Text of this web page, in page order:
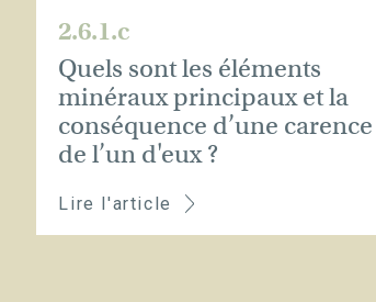
2.6.1.c
Quels sont les éléments
minéraux principaux et la
conséquence d’une carence
de l’un d'eux ?
Lire l'article